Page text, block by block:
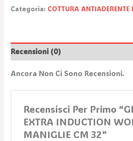
Categoria: COTTURA ANTIADERENTE
Recensioni (0)
Ancora Non Ci Sono Recensioni.
Recensisci Per Primo
EXTRA INDUCTION
MANIGLIE CM 32”